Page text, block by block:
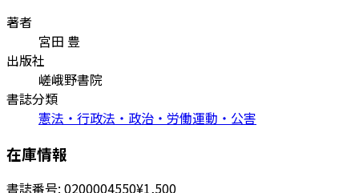
著者
宮田 豊
出版社
嵯峨野書院
書誌分類
憲法・行政法・政治・労働運動・公害
在庫情報
書誌番号: 0200004550¥1,500